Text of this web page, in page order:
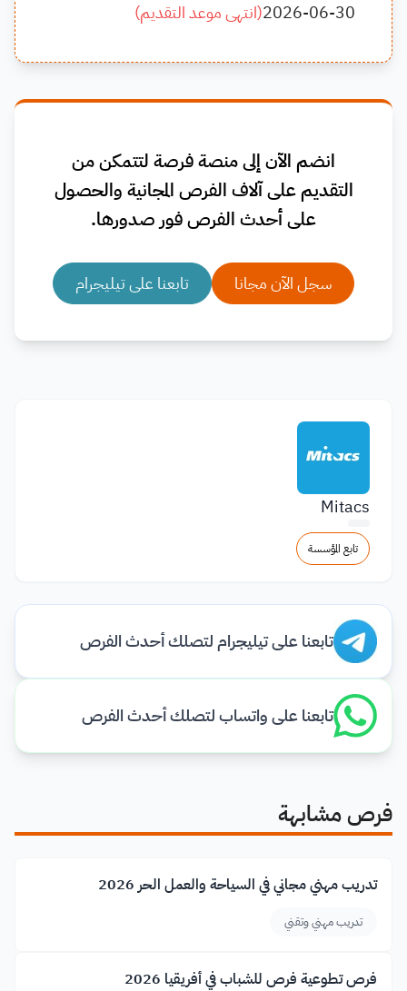
2026-06-30
(انتهى موعد التقديم)
انضم الآن إلى منصة فرصة لتتمكن من
التقديم على آلاف الفرص المجانية والحصول
على أحدث الفرص فور صدورها.
سجل الآن مجانا تابعنا على تيليجرام
Mitacs
تابع المؤسسة
تابعنا على تيليجرام لتصلك أحدث الفرص
تابعنا على واتساب لتصلك أحدث الفرص
فرص مشابهة
تدريب مهني مجاني في السياحة والعمل الحر 2026
تدريب مهني وتقني
فرص تطوعية فرص للشباب في أفريقيا 2026